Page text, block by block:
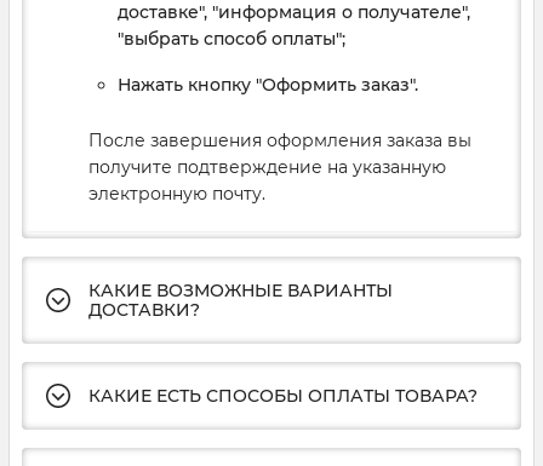
доставке", "информация о получателе",
"выбрать способ оплаты";
Нажать кнопку "Оформить заказ".
После завершения оформления заказа вы
получите подтверждение на указанную
электронную почту.
КАКИЕ ВОЗМОЖНЫЕ ВАРИАНТЫ
ДОСТАВКИ?
КАКИЕ ЕСТЬ СПОСОБЫ ОПЛАТЫ ТОВАРА?